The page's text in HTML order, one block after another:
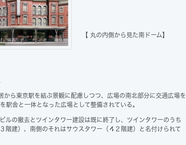
【 丸の内側から見た南ドーム】
。
から東京駅を結ぶ景観に配慮しつつ、広場の南北部分に交通広場を
駅舎と一体となった広場として整備されている。
の撤去とツインタワー建設は既に終了し、ツインタワーのうち
階建）、南側のそれはサウスタワー（４２階建）と名付けられて